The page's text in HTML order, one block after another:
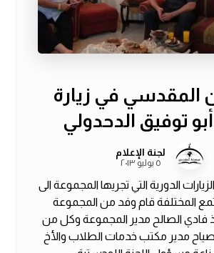
المقدسي في زيارة
توفيق الدحدولي
لجنة الإعلام
٥ يوليو ٢٠١٣
الدورية التي تجريها المجموعة الى
المختلفة قام وفد من المجموعة
فادي الصالح مدير المجموعة وكل من
مدير مكتب خدمات الطلاب والأخ